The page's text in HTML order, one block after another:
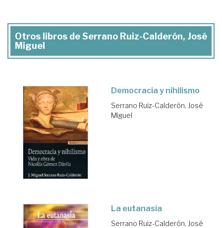
Otros libros de Serrano Ruiz-Calderón, José
Miguel
Democracia y nihilismo
Serrano Ruiz-Calderón, José
Miguel
La eutanasia
Serrano Ruiz-Calderón, José